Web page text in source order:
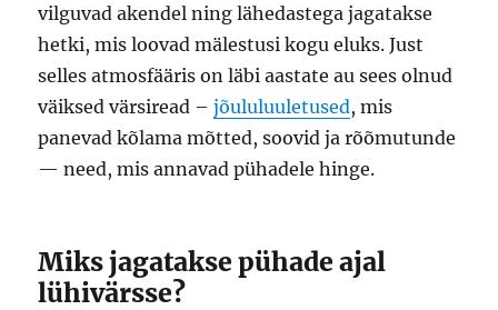
vilguvad akendel ning lähedastega jagatakse
hetki, mis loovad mälestusi kogu eluks. Just
selles atmosfääris on läbi aastate au sees olnud
väiksed värsiread –jõululuuletused, mis
panevad kõlama mõtted, soovid ja rõõmutunde
— need, mis annavad pühadele hinge.
Miks jagatakse pühade ajal
lühivärsse?